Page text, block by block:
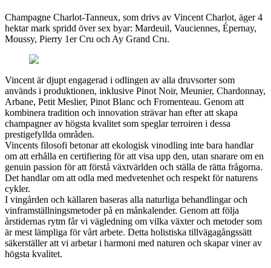
Champagne Charlot-Tanneux, som drivs av Vincent Charlot, äger 4
hektar mark spridd över sex byar: Mardeuil, Vauciennes, Épernay,
Moussy, Pierry 1er Cru och Ay Grand Cru.
Vincent är djupt engagerad i odlingen av alla druvsorter som
används i produktionen, inklusive Pinot Noir, Meunier, Chardonnay,
Arbane, Petit Meslier, Pinot Blanc och Fromenteau. Genom att
kombinera tradition och innovation strävar han efter att skapa
champagner av högsta kvalitet som speglar terroiren i dessa
prestigefyllda områden.
Vincents filosofi betonar att ekologisk vinodling inte bara handlar
om att erhålla en certifiering för att visa upp den, utan snarare om en
genuin passion för att förstå växtvärlden och ställa de rätta frågorna.
Det handlar om att odla med medvetenhet och respekt för naturens
cykler.
I vingården och källaren baseras alla naturliga behandlingar och
vinframställningsmetoder på en månkalender. Genom att följa
årstidernas rytm får vi vägledning om vilka växter och metoder som
är mest lämpliga för vårt arbete. Detta holistiska tillvägagångssätt
säkerställer att vi arbetar i harmoni med naturen och skapar viner av
högsta kvalitet.